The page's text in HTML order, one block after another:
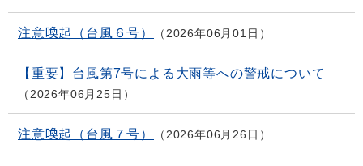
注意喚起（台風６号） 2026年06月01日
【重要】台風第7号による大雨等への警戒について
2026年06月25日
注意喚起（台風７号） 2026年06月26日